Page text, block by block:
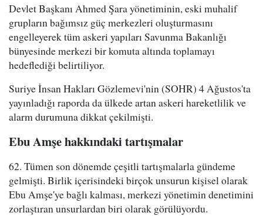
Devlet Başkanı Ahmed Şara yönetiminin, eski muhalif
grupların bağımsız güç merkezleri oluşturmasını
engelleyerek tüm askeri yapıları Savunma Bakanlığı
bünyesinde merkezi bir komuta altında toplamayı
hedeflediği belirtiliyor.
Suriye İnsan Hakları Gözlemevi'nin (SOHR) 4 Ağustos'ta
yayınladığı raporda da ülkede artan askeri hareketlilik ve
alarm durumuna dikkat çekilmişti.
Ebu Amşe hakkındaki tartışmalar
62. Tümen son dönemde çeşitli tartışmalarla gündeme
gelmişti. Birlik içerisindeki birçok unsurun kişisel olarak
Ebu Amşe'ye bağlı kalması, merkezi yönetimin denetimini
zorlaştıran unsurlardan biri olarak görülüyordu.